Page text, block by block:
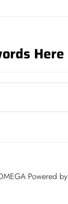
Here
Powered by